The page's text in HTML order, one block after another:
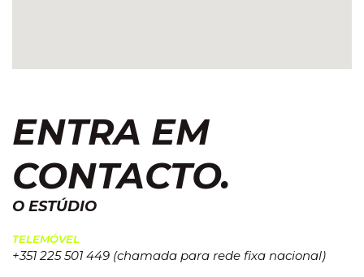
ENTRA EM
CONTACTO.
O ESTÚDIO
TELEMÓVEL
+351 225 501 449 (chamada para rede fixa nacional)